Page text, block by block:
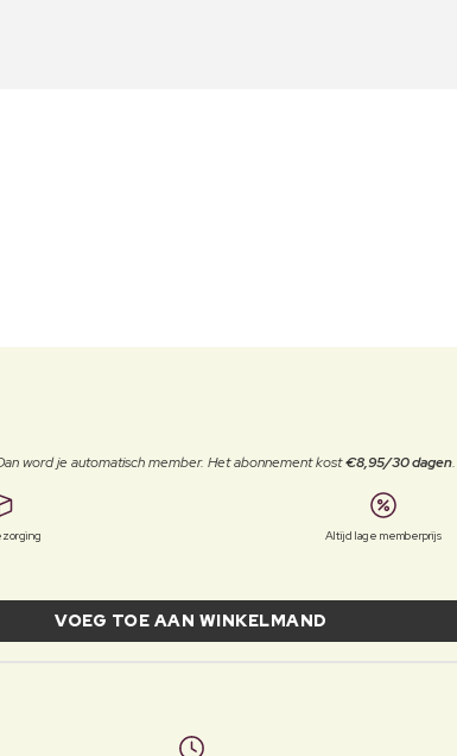
word je automatisch member. Het abonnement kost€8,95/30 dagen
Altijd lage memberprijs
VOEG TOE AAN WINKELMAND